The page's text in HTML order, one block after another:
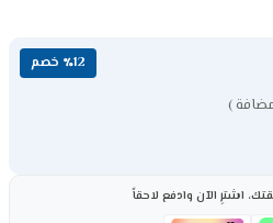
٪12 خصم
)
اشترِ الآن وادفع لاحقاً